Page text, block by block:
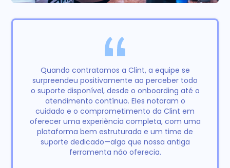
Quando contratamos a Clint, a equipe se
surpreendeu positivamente ao perceber todo
o suporte disponível, desde o onboarding até o
atendimento contínuo. Eles notaram o
cuidado e o comprometimento da Clint em
oferecer uma experiência completa, com uma
plataforma bem estruturada e um time de
suporte dedicado—algo que nossa antiga
ferramenta não oferecia.